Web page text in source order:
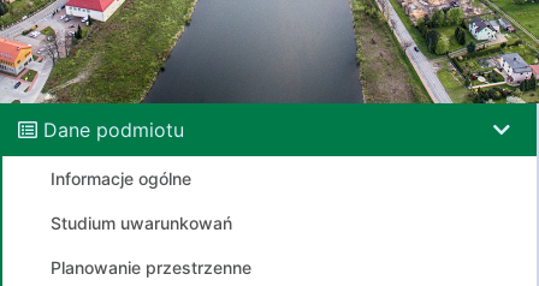
Dane podmiotu
Informacje ogólne
Studium uwarunkowań
Planowanie przestrzenne